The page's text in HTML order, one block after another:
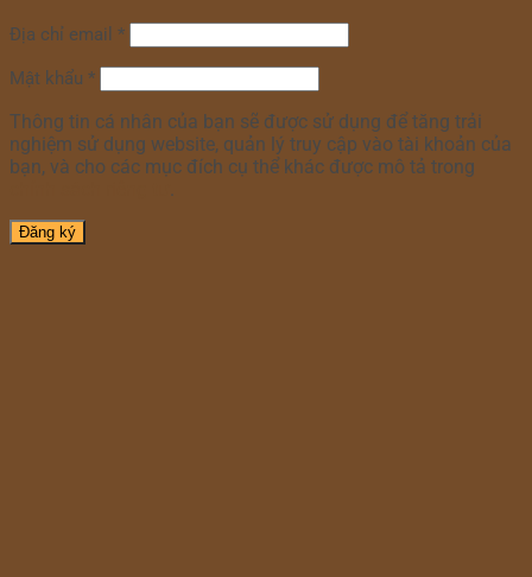
Địa chỉ email *
Mật khẩu *
Thông tin cá nhân của bạn sẽ được sử dụng để tăng trải
nghiệm sử dụng website, quản lý truy cập vào tài khoản của
bạn, và cho các mục đích cụ thể khác được mô tả trong
Đăng ký